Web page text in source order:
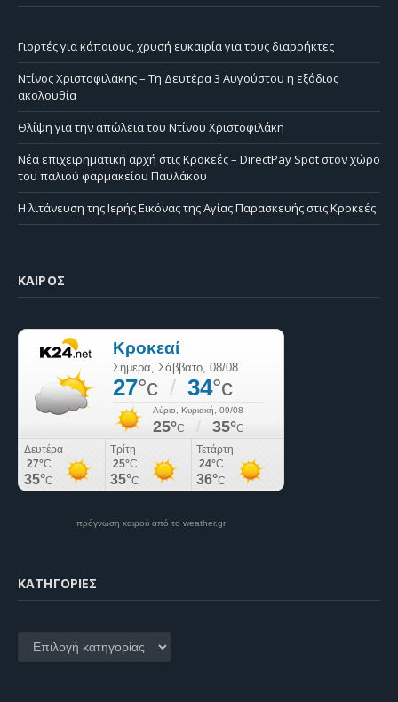
Γιορτές για κάποιους, χρυσή ευκαιρία για τους διαρρήκτες
Ντίνος Χριστοφιλάκης – Τη Δευτέρα 3 Αυγούστου η εξόδιος
ακολουθία
Θλίψη για την απώλεια του Ντίνου Χριστοφιλάκη
Νέα επιχειρηματική αρχή στις Κροκεές – DirectPay Spot στον χώρο
του παλιού φαρμακείου Παυλάκου
Η λιτάνευση της Ιερής Εικόνας της Αγίας Παρασκευής στις Κροκεές
ΚΑΙΡΌΣ
πρόγνωση καιρού από το weather.gr
KΑΤΗΓΟΡΊΕΣ
Kατηγορίες